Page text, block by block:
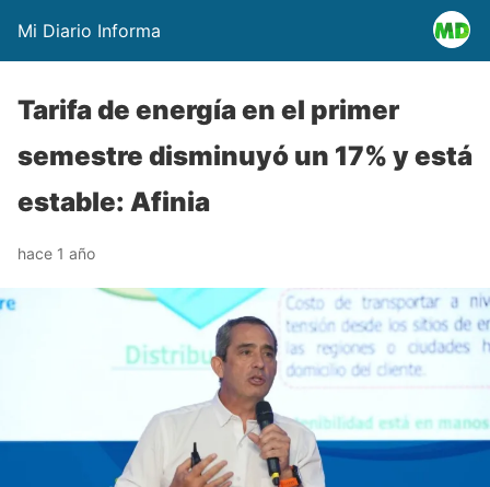
Mi Diario Informa
Tarifa de energía en el primer
semestre disminuyó un 17% y está
estable: Afinia
hace 1 año